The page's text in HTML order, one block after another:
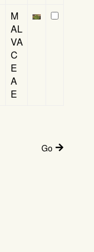
M
AL
VA
C
E
A
E
Go